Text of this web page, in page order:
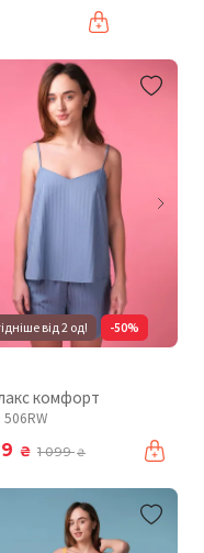
від 2 од! -50%
комфорт
506RW
₴ 1 099₴